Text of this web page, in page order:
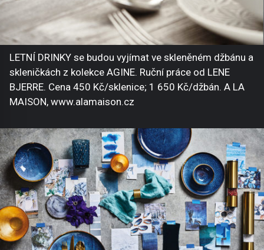
LETNÍ DRINKY se budou vyjímat ve skleněném džbánu a
skleničkách z kolekce AGINE. Ruční práce od LENE
BJERRE. Cena 450 Kč/sklenice; 1 650 Kč/džbán. A LA
MAISON, www.alamaison.cz